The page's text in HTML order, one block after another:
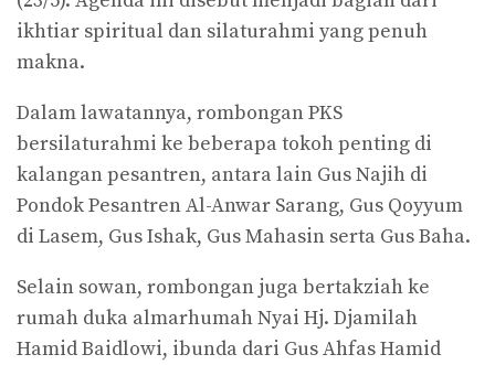
ikhtiar spiritual dan silaturahmi yang penuh
makna.
Dalam lawatannya, rombongan PKS
bersilaturahmi ke beberapa tokoh penting di
kalangan pesantren, antara lain Gus Najih di
Pondok Pesantren Al-Anwar Sarang, Gus Qoyyum
di Lasem, Gus Ishak, Gus Mahasin serta Gus Baha.
Selain sowan, rombongan juga bertakziah ke
rumah duka almarhumah Nyai Hj. Djamilah
Hamid Baidlowi, ibunda dari Gus Ahfas Hamid